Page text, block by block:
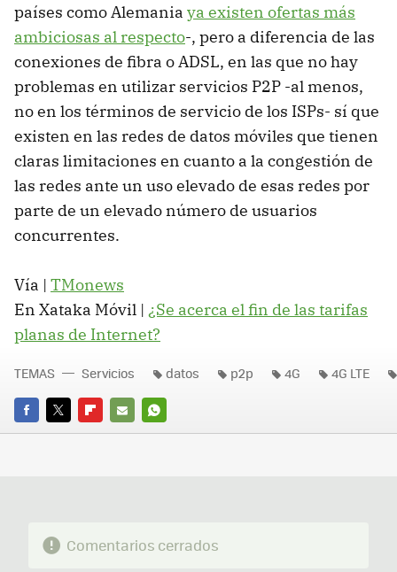
países como Alemania ya existen ofertas más
ambiciosas al respecto-, pero a diferencia de las
conexiones de fibra o ADSL, en las que no hay
problemas en utilizar servicios P2P -al menos,
no en los términos de servicio de los ISPs- sí que
existen en las redes de datos móviles que tienen
claras limitaciones en cuanto a la congestión de
las redes ante un uso elevado de esas redes por
parte de un elevado número de usuarios
concurrentes.
Vía | TMonews
En Xataka Móvil | ¿Se acerca el fin de las tarifas
planas de Internet?
FACEBOOK
TWITTERFLIPBOARD
E-
WHATSAPP
TEMAS Servicios datos p2p 4G 4G LTE
Comentarios cerrados